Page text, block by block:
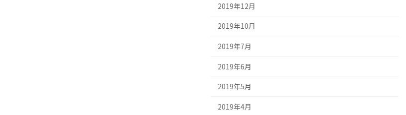
2019年12月
2019年10月
2019年7月
2019年6月
2019年5月
2019年4月